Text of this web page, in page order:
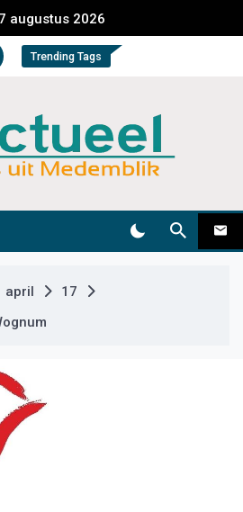
7 augustus 2026
Trending Tags
Actueel
april
17